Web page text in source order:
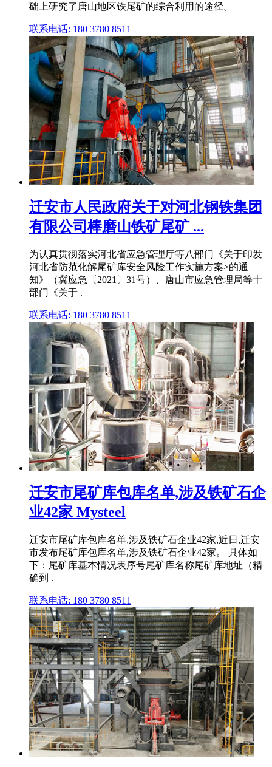
础上研究了唐山地区铁尾矿的综合利用的途径。
联系电话: 180 3780 8511
迁安市人民政府关于对河北钢铁集团
有限公司棒磨山铁矿尾矿 ...
为认真贯彻落实河北省应急管理厅等八部门《关于印发
河北省防范化解尾矿库安全风险工作实施方案>的通
知》（冀应急〔2021〕31号）、唐山市应急管理局等十
部门《关于 .
联系电话: 180 3780 8511
迁安市尾矿库包库名单,涉及铁矿石企
业42家 Mysteel
迁安市尾矿库包库名单,涉及铁矿石企业42家,近日,迁安
市发布尾矿库包库名单,涉及铁矿石企业42家。 具体如
下：尾矿库基本情况表序号尾矿库名称尾矿库地址（精
确到 .
联系电话: 180 3780 8511